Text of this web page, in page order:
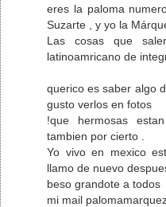
eres la paloma
Suzarte , y yo la
Las cosas que
latinoamricano de
querico es saber algo
gusto verlos en fotos
!que hermosas
tambien por cierto .
Yo vivo en mexico
llamo de nuevo
beso grandote a todos
mi mail